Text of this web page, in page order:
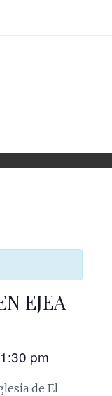
EJEA
1:30 pm
de El